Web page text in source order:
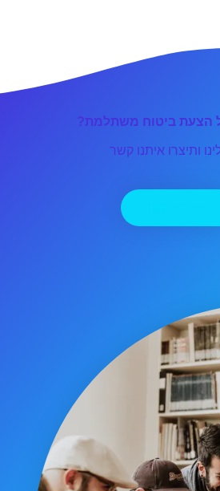
הצעת ביטוח משתלמת?
ותיצרו איתנו קשר